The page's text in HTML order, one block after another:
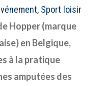
, Sport loisir
Hopper (marque
en Belgique,
à la pratique
amputées des